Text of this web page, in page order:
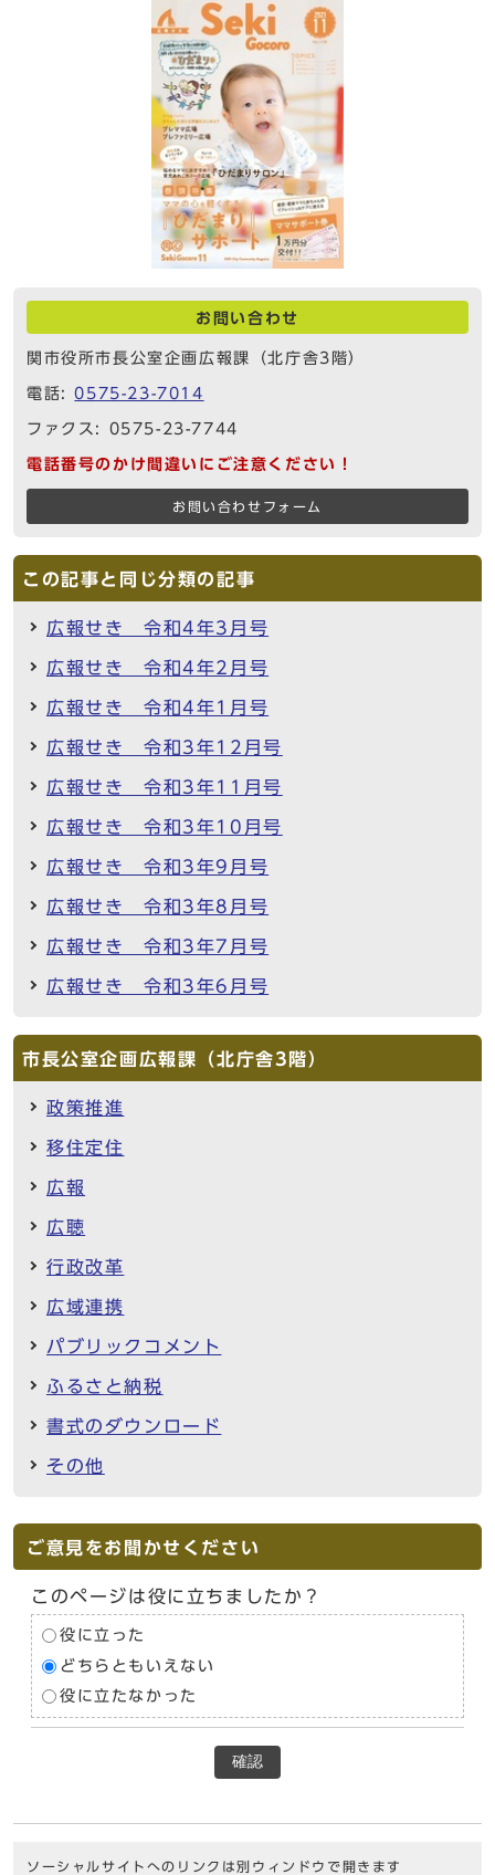
お問い合わせ
関市役所市長公室企画広報課（北庁舎3階）
電話:0575-23-7014
ファクス: 0575-23-7744
電話番号のかけ間違いにご注意ください！
お問い合わせフォーム
この記事と同じ分類の記事
広報せき 令和4年3月号
広報せき 令和4年2月号
広報せき 令和4年1月号
広報せき 令和3年12月号
広報せき 令和3年11月号
広報せき 令和3年10月号
広報せき 令和3年9月号
広報せき 令和3年8月号
広報せき 令和3年7月号
広報せき 令和3年6月号
市長公室企画広報課（北庁舎3階）
政策推進
移住定住
広報
広聴
行政改革
広域連携
パブリックコメント
ふるさと納税
書式のダウンロード
その他
ご意見をお聞かせください
このページは役に立ちましたか？
役に立った
どちらともいえない
役に立たなかった
確認
ソーシャルサイトへのリンクは別ウィンドウで開きます